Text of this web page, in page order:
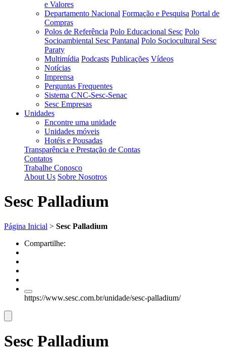
e Valores
Departamento Nacional Formação e Pesquisa Portal de
Compras
Polos de Referência Polo Educacional Sesc Polo
Socioambiental Sesc Pantanal Polo Sociocultural Sesc
Paraty
Multimídia Podcasts Publicações Vídeos
Notícias
Imprensa
Perguntas Frequentes
Sistema CNC-Sesc-Senac
Sesc Empresas
Unidades
Encontre uma unidade
Unidades móveis
Hotéis e Pousadas
Transparência e Prestação de Contas
Contatos
Trabalhe Conosco
About Us Sobre Nosotros
Sesc Palladium
Página Inicial > Sesc Palladium
Compartilhe:
https://www.sesc.com.br/unidade/sesc-palladium/
Sesc Palladium